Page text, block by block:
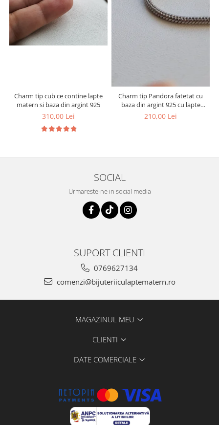
Charm tip cub ce contine lapte
matern si baza din argint 925
310,00 Lei
Charm tip Pandora fatetat cu
baza din argint 925 cu lapte
matern si foita decorativa
210,00 Lei
SOCIAL
Urmareste-ne in social media
SUPORT CLIENTI
0769627134
comenzi@bijuteriiculaptematern.ro
MAGAZINUL MEU
CLIENTI
DATE COMERCIALE